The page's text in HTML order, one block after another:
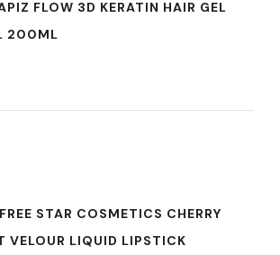
FLOW 3D KERATIN HAIR GEL
200ML
STAR COSMETICS CHERRY
VELOUR LIQUID LIPSTICK